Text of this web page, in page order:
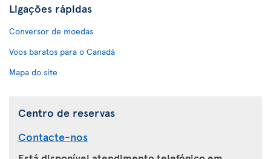
Ligações rápidas
Conversor de moedas
Voos baratos para o Canadá
Mapa do site
Centro de reservas
Contacte-nos